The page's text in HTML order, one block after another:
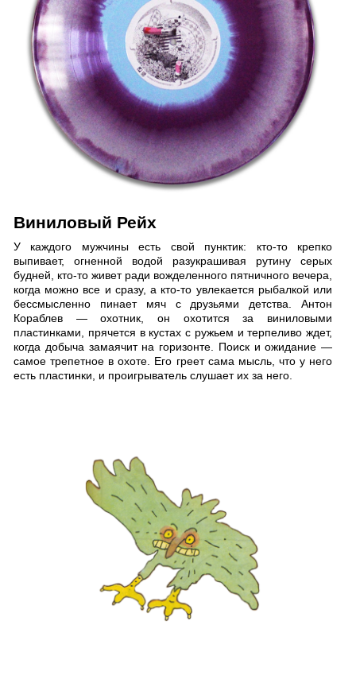
Виниловый Рейх
У каждого мужчины есть свой пунктик: кто-то крепко
выпивает, огненной водой разукрашивая рутину серых
будней, кто-то живет ради вожделенного пятничного вечера,
когда можно все и сразу, а кто-то увлекается рыбалкой или
бессмысленно пинает мяч с друзьями детства. Антон
Кораблев — охотник, он охотится за виниловыми
пластинками, прячется в кустах с ружьем и терпеливо ждет,
когда добыча замаячит на горизонте. Поиск и ожидание —
самое трепетное в охоте. Его греет сама мысль, что у него
есть пластинки, и проигрыватель слушает их за него.